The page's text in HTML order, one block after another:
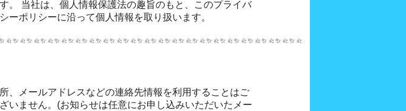
シーポリシーに沿って個人情報を取り扱います。
所、メールアドレスなどの連絡先情報を利用することはご
ざいません。(お知らせは任意にお申し込みいただいたメー